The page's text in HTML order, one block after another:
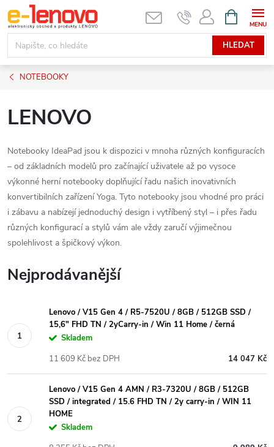
Přejít
na
obsah
HLEDAT
NÁKUPNÍ
KOŠÍK
NOTEBOOKY
LENOVO
Notebooky IdeaPad jsou k dispozici v mnoha různých konfiguracích
– od základních modelů pro začínající uživatele až po vysoce
výkonné herní notebooky doplňující řadu našich inovativních
konvertibilních zařízení Yoga. Tyto notebooky jsou vhodné pro práci
i zábavu a nabízejí jednoduchý design i vytříbený styl – i přes řadu
různých konfigurací a stylů vám ale vždy zaručí výjimečnou
spolehlivost a špičkový výkon.
Nejprodávanější
Lenovo / V15 Gen 4 / R5-7520U / 8GB / 512GB SSD /
15,6" FHD TN / 2yCarry-in / Win 11 Home / černá
Skladem
14 047 Kč
11 609 Kč bez DPH
Lenovo / V15 Gen 4 AMN / R3-7320U / 8GB / 512GB
SSD / integrated / 15.6 FHD TN / 2y carry-in / WIN 11
HOME
Skladem